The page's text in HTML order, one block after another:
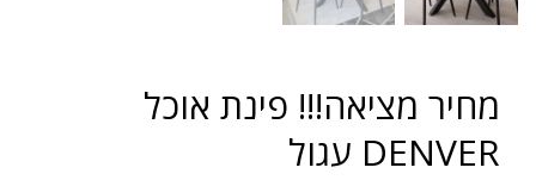
מחיר מציאה!!! פינת אוכל
DENVER עגול